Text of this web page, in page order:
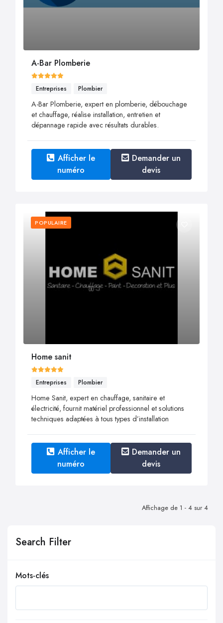
Search Filter
Mots-clés
A-Bar Plomberie
Entreprises Plombier
A-Bar Plomberie, expert en plomberie, débouchage
et chauffage, réalise installation, entretien et
dépannage rapide avec résultats durables.
Afficher le
numéro
Demander un
devis
POPULAIRE
Home sanit
Entreprises Plombier
Home Sanit, expert en chauffage, sanitaire et
électricité, fournit matériel professionnel et solutions
techniques adaptées à tous types d’installation
Afficher le
numéro
Demander un
devis
Affichage de 1 - 4 sur 4